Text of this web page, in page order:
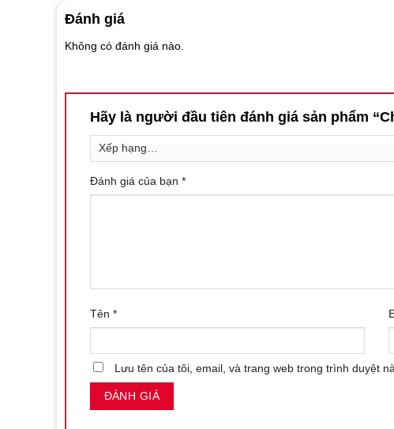
Đánh giá
Không có đánh giá nào.
Hãy là người đầu tiên đánh giá sản phẩm
Đánh giá của bạn *
Tên *
Lưu tên của tôi, email, và trang web trong trình duyệt